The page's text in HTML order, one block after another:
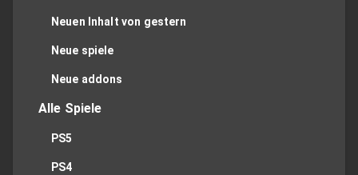
Neuen Inhalt von gestern
Neue spiele
Neue addons
Alle Spiele
PS5
PS4